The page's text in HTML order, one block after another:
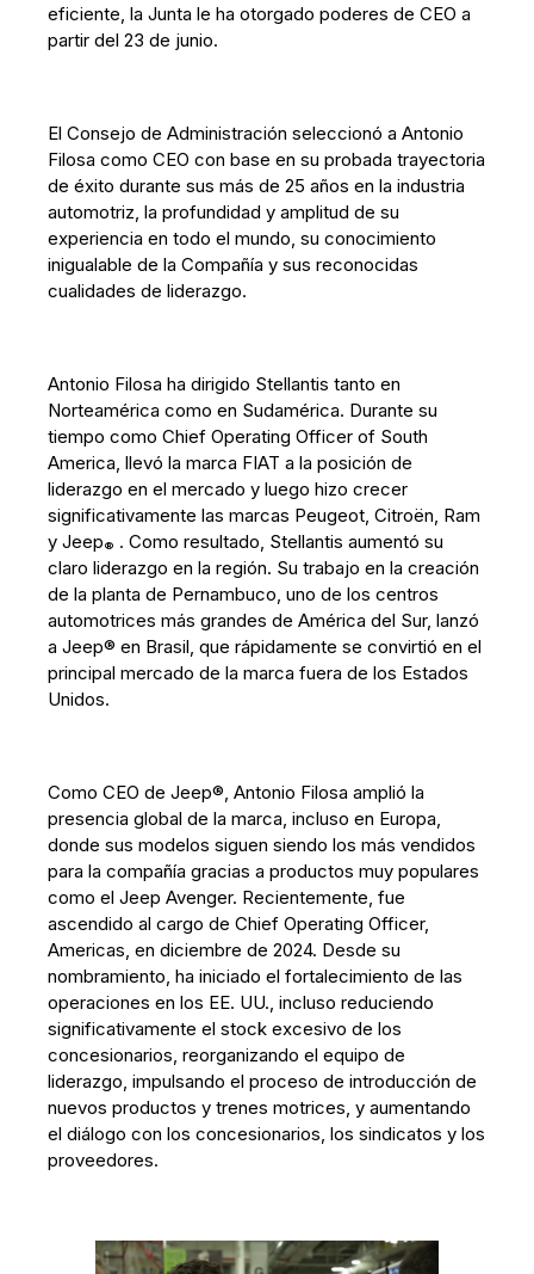
eficiente, la Junta le ha otorgado poderes de CEO a
partir del 23 de junio.
El Consejo de Administración seleccionó a Antonio
Filosa como CEO con base en su probada trayectoria
de éxito durante sus más de 25 años en la industria
automotriz, la profundidad y amplitud de su
experiencia en todo el mundo, su conocimiento
inigualable de la Compañía y sus reconocidas
cualidades de liderazgo.
Antonio Filosa ha dirigido Stellantis tanto en
Norteamérica como en Sudamérica. Durante su
tiempo como Chief Operating Officer of South
America, llevó la marca FIAT a la posición de
liderazgo en el mercado y luego hizo crecer
significativamente las marcas Peugeot, Citroën, Ram
y Jeep® . Como resultado, Stellantis aumentó su
claro liderazgo en la región. Su trabajo en la creación
de la planta de Pernambuco, uno de los centros
automotrices más grandes de América del Sur, lanzó
a Jeep® en Brasil, que rápidamente se convirtió en el
principal mercado de la marca fuera de los Estados
Unidos.
Como CEO de Jeep®, Antonio Filosa amplió la
presencia global de la marca, incluso en Europa,
donde sus modelos siguen siendo los más vendidos
para la compañía gracias a productos muy populares
como el Jeep Avenger. Recientemente, fue
ascendido al cargo de Chief Operating Officer,
Americas, en diciembre de 2024. Desde su
nombramiento, ha iniciado el fortalecimiento de las
operaciones en los EE. UU., incluso reduciendo
significativamente el stock excesivo de los
concesionarios, reorganizando el equipo de
liderazgo, impulsando el proceso de introducción de
nuevos productos y trenes motrices, y aumentando
el diálogo con los concesionarios, los sindicatos y los
proveedores.